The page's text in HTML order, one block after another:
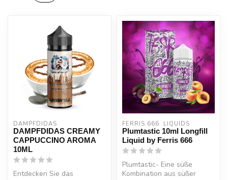
DAMPFDIDAS
DAMPFDIDAS CREAMY
CAPPUCCINO AROMA
10ML
Entdecken Sie das
FERRIS 666  LIQUIDS
Plumtastic 10ml Longfill
Liquid by Ferris 666
Plumtastic- Eine süße
Kombination aus süßer